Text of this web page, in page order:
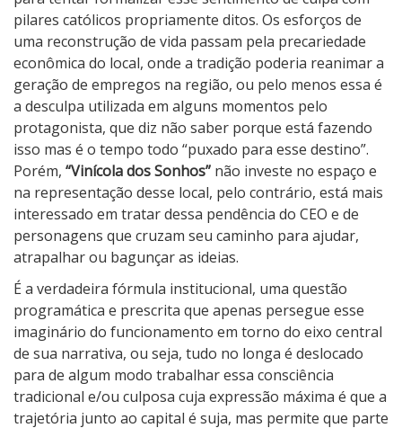
pilares católicos propriamente ditos. Os esforços de
uma reconstrução de vida passam pela precariedade
econômica do local, onde a tradição poderia reanimar a
geração de empregos na região, ou pelo menos essa é
a desculpa utilizada em alguns momentos pelo
protagonista, que diz não saber porque está fazendo
isso mas é o tempo todo “puxado para esse destino”.
Porém, “Vinícola dos Sonhos” não investe no espaço e
na representação desse local, pelo contrário, está mais
interessado em tratar dessa pendência do CEO e de
personagens que cruzam seu caminho para ajudar,
atrapalhar ou bagunçar as ideias.
É a verdadeira fórmula institucional, uma questão
programática e prescrita que apenas persegue esse
imaginário do funcionamento em torno do eixo central
de sua narrativa, ou seja, tudo no longa é deslocado
para de algum modo trabalhar essa consciência
tradicional e/ou culposa cuja expressão máxima é que a
trajetória junto ao capital é suja, mas permite que parte